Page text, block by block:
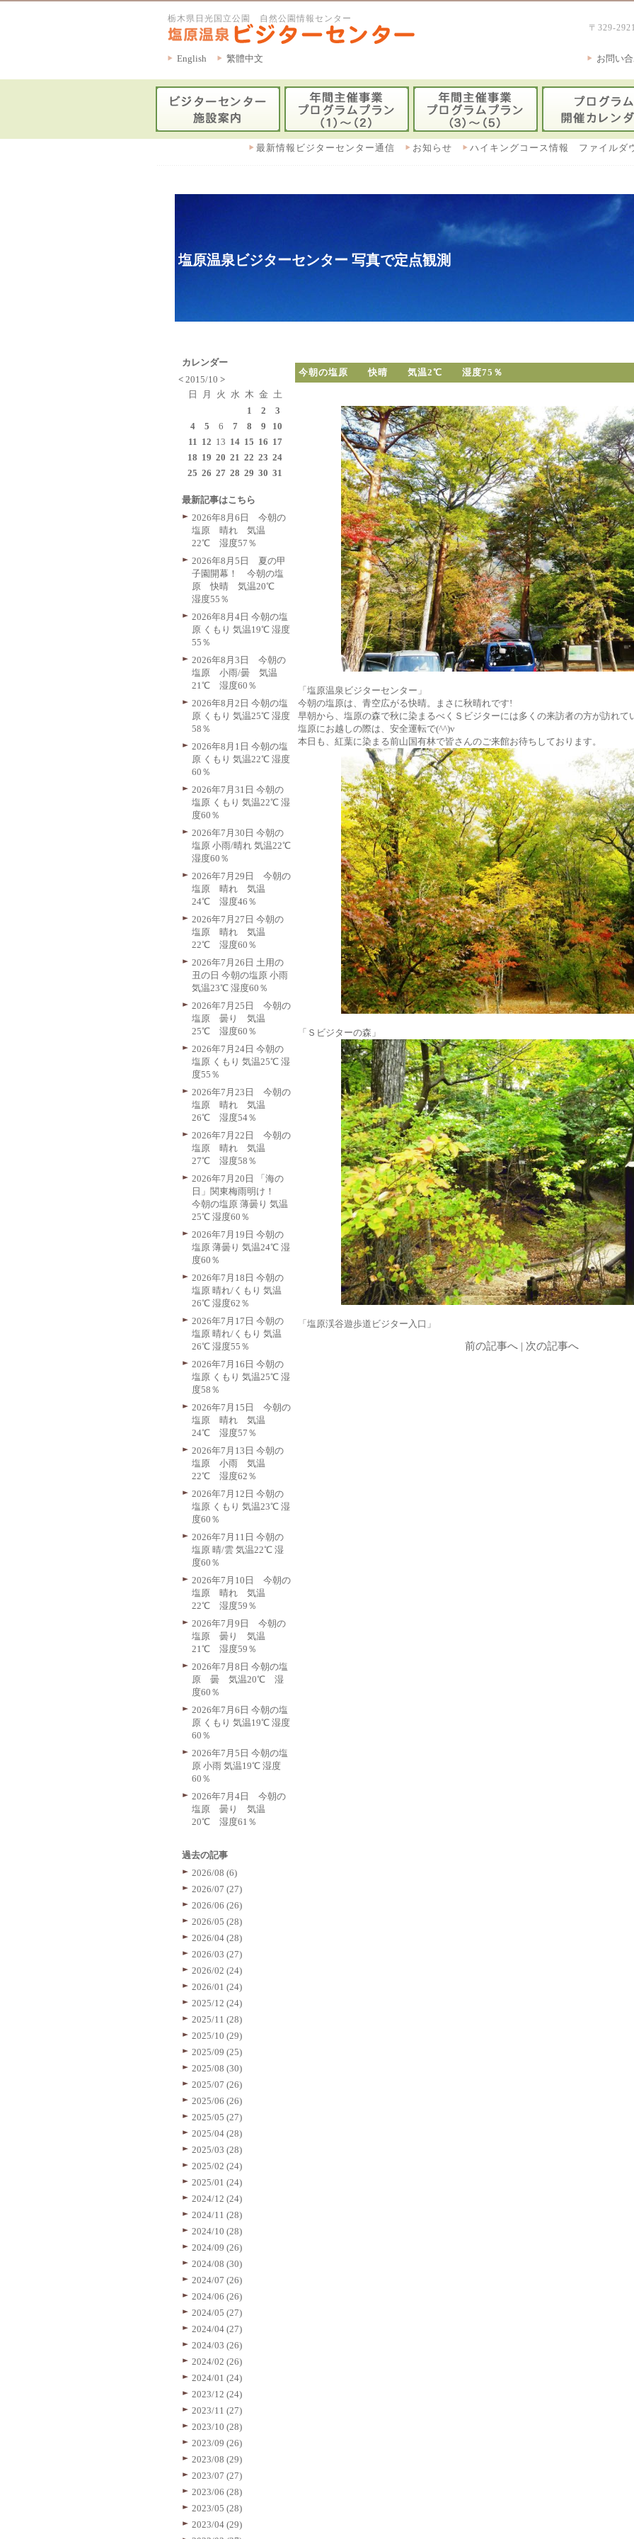
栃木県日光国立公園 自然公園情報センター
〒329-
English 繁體中文 お問い
ハイキングコース情報 ファイルダ
お知らせ
最新情報ビジターセンター通信
塩原温泉ビジターセンター 写真で定点観測
今朝の塩原 快晴 気温2℃ 湿度75％
「塩原温泉ビジターセンター」
今朝の塩原は、青空広がる快晴。まさに秋晴れです!
早朝から、塩原の森で秋に染まるべくＳビジターには多くの来訪者の方が訪れて
塩原にお越しの際は、安全運転で(^^)v
本日も、紅葉に染まる前山国有林で皆さんのご来館お待ちしております。
「Ｓビジターの森」
「塩原渓谷遊歩道ビジター入口」
前の記事へ| 次の記事へ
カレンダー
< 2015/10 >
日
月 火 水 木 金 土
1
2
3
4
5 6 7 8 9
10
11 12 13 14 15 16 17
18 19 20 21 22 23 24
25 26 27 28 29 30 31
最新記事はこちら
2026年8月6日 今朝の
塩原 晴れ 気温
22℃ 湿度57％
2026年8月5日 夏の甲
子園開幕！ 今朝の塩
原 快晴 気温20℃
湿度55％
2026年8月4日 今朝の塩
原 くもり 気温19℃ 湿度
55％
2026年8月3日 今朝の
塩原 小雨/曇 気温
21℃ 湿度60％
2026年8月2日 今朝の塩
原 くもり 気温25℃ 湿度
58％
2026年8月1日 今朝の塩
原 くもり 気温22℃ 湿度
60％
2026年7月31日 今朝の
塩原 くもり 気温22℃ 湿
度60％
2026年7月30日 今朝の
塩原 小雨/晴れ 気温22℃
湿度60％
2026年7月29日 今朝の
塩原 晴れ 気温
24℃ 湿度46％
2026年7月27日 今朝の
塩原 晴れ 気温
22℃ 湿度60％
2026年7月26日 土用の
丑の日 今朝の塩原 小雨
気温23℃ 湿度60％
2026年7月25日 今朝の
塩原 曇り 気温
25℃ 湿度60％
2026年7月24日 今朝の
塩原 くもり 気温25℃ 湿
度55％
2026年7月23日 今朝の
塩原 晴れ 気温
26℃ 湿度54％
2026年7月22日 今朝の
塩原 晴れ 気温
27℃ 湿度58％
2026年7月20日 「海の
日」関東梅雨明け！
今朝の塩原 薄曇り 気温
25℃ 湿度60％
2026年7月19日 今朝の
塩原 薄曇り 気温24℃ 湿
度60％
2026年7月18日 今朝の
塩原 晴れ/くもり 気温
26℃ 湿度62％
2026年7月17日 今朝の
塩原 晴れ/くもり 気温
26℃ 湿度55％
2026年7月16日 今朝の
塩原 くもり 気温25℃ 湿
度58％
2026年7月15日 今朝の
塩原 晴れ 気温
24℃ 湿度57％
2026年7月13日 今朝の
塩原 小雨 気温
22℃ 湿度62％
2026年7月12日 今朝の
塩原 くもり 気温23℃ 湿
度60％
2026年7月11日 今朝の
塩原 晴/雲 気温22℃ 湿
度60％
2026年7月10日 今朝の
塩原 晴れ 気温
22℃ 湿度59％
2026年7月9日 今朝の
塩原 曇り 気温
21℃ 湿度59％
2026年7月8日 今朝の塩
原 曇 気温20℃ 湿
度60％
2026年7月6日 今朝の塩
原 くもり 気温19℃ 湿度
60％
2026年7月5日 今朝の塩
原 小雨 気温19℃ 湿度
60％
2026年7月4日 今朝の
塩原 曇り 気温
20℃ 湿度61％
過去の記事
2026/08 (6)
2026/07 (27)
2026/06 (26)
2026/05 (28)
2026/04 (28)
2026/03 (27)
2026/02 (24)
2026/01 (24)
2025/12 (24)
2025/11 (28)
2025/10 (29)
2025/09 (25)
2025/08 (30)
2025/07 (26)
2025/06 (26)
2025/05 (27)
2025/04 (28)
2025/03 (28)
2025/02 (24)
2025/01 (24)
2024/12 (24)
2024/11 (28)
2024/10 (28)
2024/09 (26)
2024/08 (30)
2024/07 (26)
2024/06 (26)
2024/05 (27)
2024/04 (27)
2024/03 (26)
2024/02 (26)
2024/01 (24)
2023/12 (24)
2023/11 (27)
2023/10 (28)
2023/09 (26)
2023/08 (29)
2023/07 (27)
2023/06 (28)
2023/05 (28)
2023/04 (29)